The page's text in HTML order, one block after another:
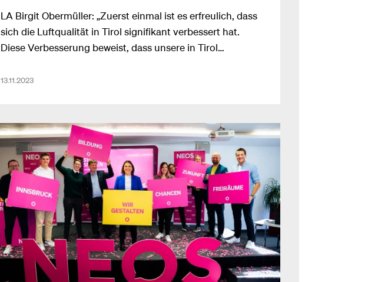
LA Birgit Obermüller: „Zuerst einmal ist es erfreulich, dass
sich die Luftqualität in Tirol signifikant verbessert hat.
Diese Verbesserung beweist, dass unsere in Tirol
13.11.2023